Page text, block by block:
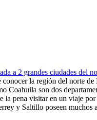
a 2 grandes ciudades del
conocer la región del norte
Coahuila son dos
la pena visitar en un viaje
y Saltillo poseen muchos